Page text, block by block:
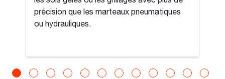
précision que les marteaux pneumatiques
ou hydrauliques.